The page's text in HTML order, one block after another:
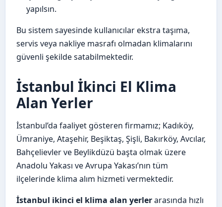
yapılsın.
Bu sistem sayesinde kullanıcılar ekstra taşıma,
servis veya nakliye masrafı olmadan klimalarını
güvenli şekilde satabilmektedir.
İstanbul İkinci El Klima
Alan Yerler
İstanbul’da faaliyet gösteren firmamız; Kadıköy,
Ümraniye, Ataşehir, Beşiktaş, Şişli, Bakırköy, Avcılar,
Bahçelievler ve Beylikdüzü başta olmak üzere
Anadolu Yakası ve Avrupa Yakası’nın tüm
ilçelerinde klima alım hizmeti vermektedir.
İstanbul ikinci el klima alan yerlerarasında hızlı